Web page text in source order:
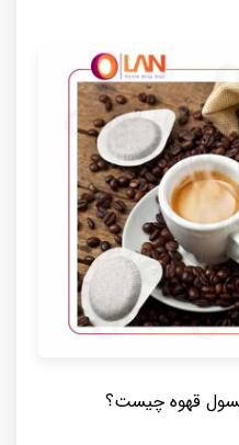
قهوه چیست؟